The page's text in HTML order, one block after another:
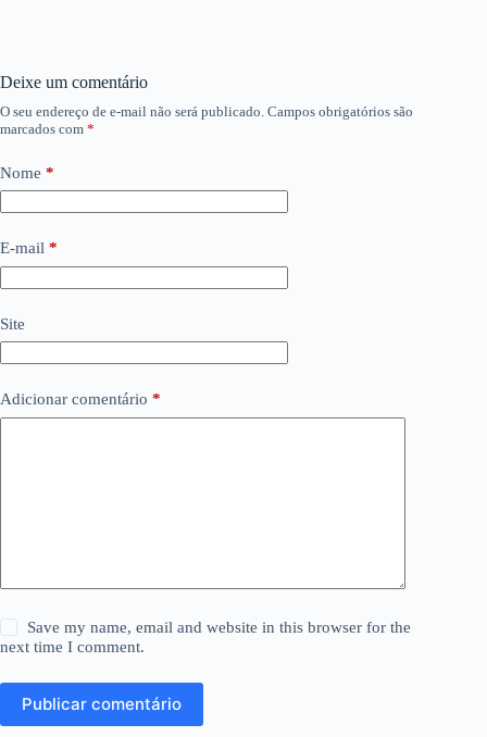
Deixe um comentário
O seu endereço de e-mail não será publicado. Campos obrigatórios são
marcados com *
Nome *
E-mail *
Site
Adicionar comentário *
Save my name, email and website in this browser for the
next time I comment.
Publicar comentário